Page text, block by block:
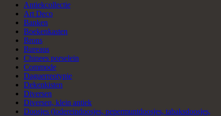
Antiekcollectie
Art Deco
Banken
Boekenkasten
Brons
Bureaus
Chinees porselein
Commode
Daguerreotypie
Dekenkisten
Diversen
Diversen, klein antiek
Doosjes (lodereindoosjes, pepermuntdoosjes, tabaksdoosjes,